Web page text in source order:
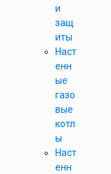
и
защ
иты
Наст
енн
ые
газо
вые
котл
ы
Наст
енн